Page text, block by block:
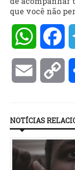
que você não
Email
NOTÍCIAS